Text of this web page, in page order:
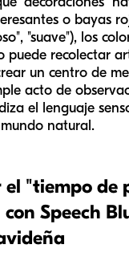
o bayas
"suave"), los
puede recolectar
un centro de
acto de
el lenguaje
natural.
el "tiempo de
Speech